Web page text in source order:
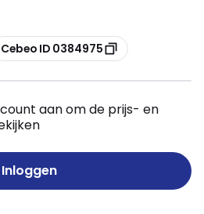
Cebeo ID 0384975
aan om de prijs- en
Inloggen